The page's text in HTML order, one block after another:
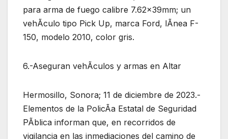
para arma de fuego calibre 7.62x39mm; un
vehÃculo tipo Pick Up, marca Ford, lÃnea F-
150, modelo 2010, color gris.
6.-Aseguran vehÃculos y armas en Altar
Hermosillo, Sonora; 11 de diciembre de 2023.-
Elementos de la PolicÃa Estatal de Seguridad
PÃblica informan que, en recorridos de
vigilancia en las inmediaciones del camino de